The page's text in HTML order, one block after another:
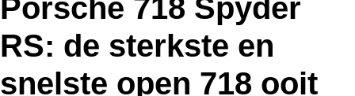
Porsche 718 Spyder
RS: de sterkste en
snelste open 718 ooit